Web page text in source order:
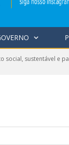
social, sustentável e